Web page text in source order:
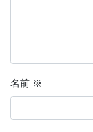
名前 ※